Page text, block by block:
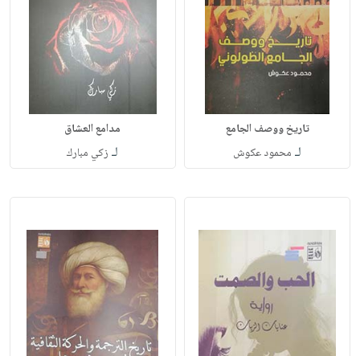
تاريخ ووصف الجامع
لـ محمود عكوش
مدامع العشاق
لـ زكي مبارك